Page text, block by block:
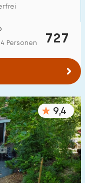
727
Personen
9,4